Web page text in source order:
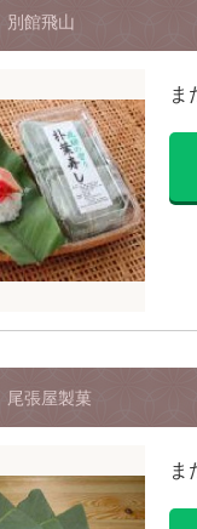
別館飛山
ま
尾張屋製菓
ま